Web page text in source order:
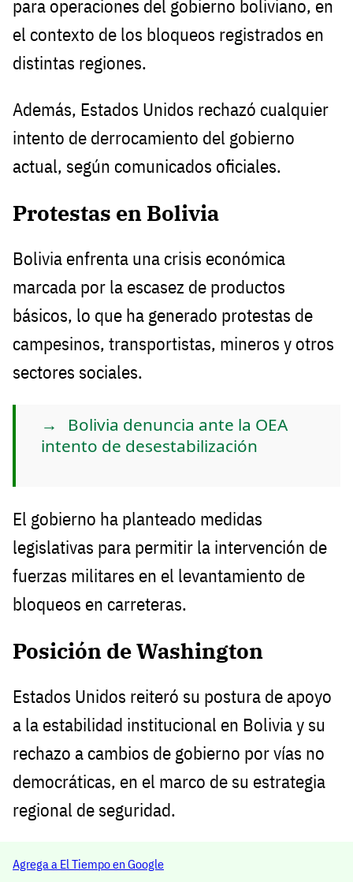
para operaciones del gobierno boliviano, en
el contexto de los bloqueos registrados en
distintas regiones.
Además, Estados Unidos rechazó cualquier
intento de derrocamiento del gobierno
actual, según comunicados oficiales.
Protestas en Bolivia
Bolivia enfrenta una crisis económica
marcada por la escasez de productos
básicos, lo que ha generado protestas de
campesinos, transportistas, mineros y otros
sectores sociales.
Bolivia denuncia ante la OEA
intento de desestabilización
El gobierno ha planteado medidas
legislativas para permitir la intervención de
fuerzas militares en el levantamiento de
bloqueos en carreteras.
Posición de Washington
Estados Unidos reiteró su postura de apoyo
a la estabilidad institucional en Bolivia y su
rechazo a cambios de gobierno por vías no
democráticas, en el marco de su estrategia
regional de seguridad.
Agrega a El Tiempo en Google